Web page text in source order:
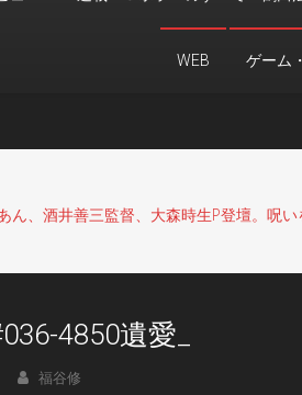
WEB ゲーム
ん、酒井善三監督、大森時生P登壇。呪
4850遺愛_
福谷修